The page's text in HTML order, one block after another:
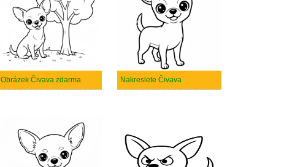
Obrázek Čivava zdarma Nakreslete Čivava